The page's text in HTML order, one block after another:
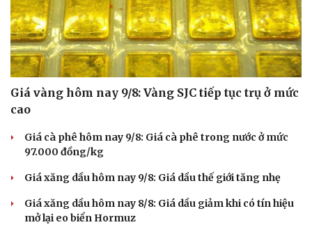
Giá vàng hôm nay 9/8: Vàng SJC tiếp tục trụ ở mức
cao
Giá cà phê hôm nay 9/8: Giá cà phê trong nước ở mức
97.000 đồng/kg
Giá xăng dầu hôm nay 9/8: Giá dầu thế giới tăng nhẹ
Giá xăng dầu hôm nay 8/8: Giá dầu giảm khi có tín hiệu
mở lại eo biển Hormuz